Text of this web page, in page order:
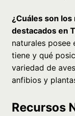
¿Cuáles son
destacados en
naturales posee
tiene y qué
variedad de
anfibios y
Recursos